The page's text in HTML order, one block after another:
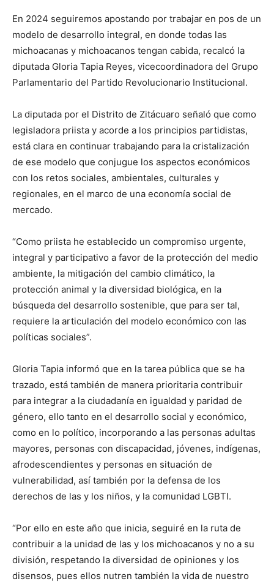
En 2024 seguiremos apostando por trabajar en pos de un
modelo de desarrollo integral, en donde todas las
michoacanas y michoacanos tengan cabida, recalcó la
diputada Gloria Tapia Reyes, vicecoordinadora del Grupo
Parlamentario del Partido Revolucionario Institucional.
La diputada por el Distrito de Zitácuaro señaló que como
legisladora priista y acorde a los principios partidistas,
está clara en continuar trabajando para la cristalización
de ese modelo que conjugue los aspectos económicos
con los retos sociales, ambientales, culturales y
regionales, en el marco de una economía social de
mercado.
“Como priista he establecido un compromiso urgente,
integral y participativo a favor de la protección del medio
ambiente, la mitigación del cambio climático, la
protección animal y la diversidad biológica, en la
búsqueda del desarrollo sostenible, que para ser tal,
requiere la articulación del modelo económico con las
políticas sociales”.
Gloria Tapia informó que en la tarea pública que se ha
trazado, está también de manera prioritaria contribuir
para integrar a la ciudadanía en igualdad y paridad de
género, ello tanto en el desarrollo social y económico,
como en lo político, incorporando a las personas adultas
mayores, personas con discapacidad, jóvenes, indígenas,
afrodescendientes y personas en situación de
vulnerabilidad, así también por la defensa de los
derechos de las y los niños, y la comunidad LGBTI.
“Por ello en este año que inicia, seguiré en la ruta de
contribuir a la unidad de las y los michoacanos y no a su
división, respetando la diversidad de opiniones y los
disensos, pues ellos nutren también la vida de nuestro